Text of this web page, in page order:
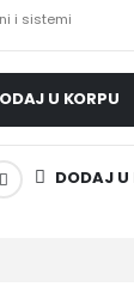
i sistemi
U KORPU
DODAJ U